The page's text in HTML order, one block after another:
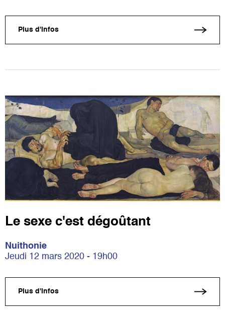
Plus d'infos
Le sexe c'est dégoûtant
Nuithonie
Jeudi 12 mars 2020 - 19h00
Plus d'infos